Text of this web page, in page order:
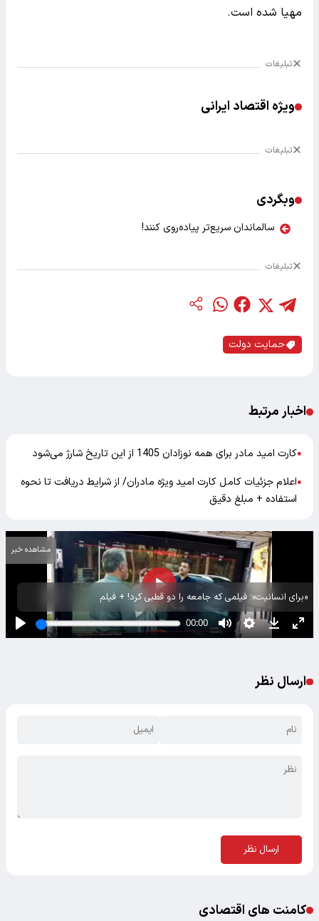
مهیا شده است.
تبلیغات
ویژه اقتصاد ایرانی
تبلیغات
وبگردی
سالماندان سریع‌تر پیاده‌روی کنند!
تبلیغات
حمایت دولت
اخبار مرتبط
●کارت امید مادر برای همه نوزادان 1405 از این تاریخ شارژ می‌شود
●اعلام جزئیات کامل کارت امید ویژه مادران/ از شرایط دریافت تا نحوه
استفاده + مبلغ دقیق
«برای انسانیت»؛ فیلمی که جامعه را دو قطبی کرد! + فیلم
مشاهده خبر
ارسال نظر
ارسال نظر
کامنت های اقتصادی